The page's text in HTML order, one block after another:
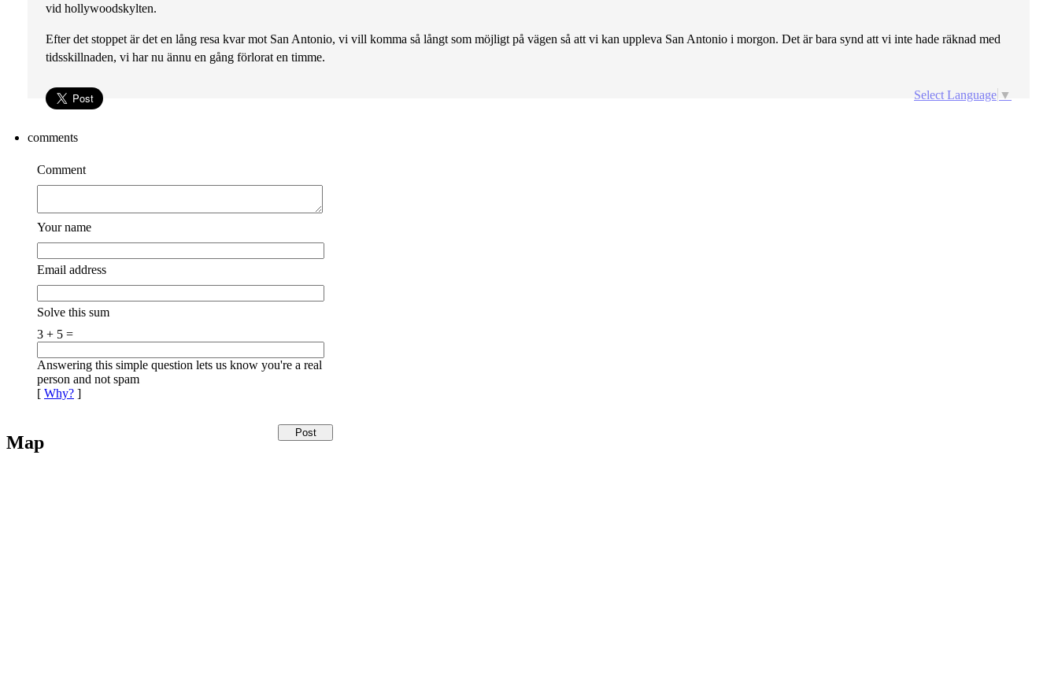
vid hollywoodskylten.
Efter det stoppet är det en lång resa kvar mot San Antonio, vi vill komma så långt som möjligt på vägen så att vi kan uppleva San Antonio i morgon. Det är bara synd att vi inte hade räknad med
tidsskillnaden, vi har nu ännu en gång förlorat en timme.
Select Language ▼
comments
Comment
Your name
Email address
Solve this sum
3 + 5 =
Answering this simple question lets us know you're a real
person and not spam
[ Why? ]
Map